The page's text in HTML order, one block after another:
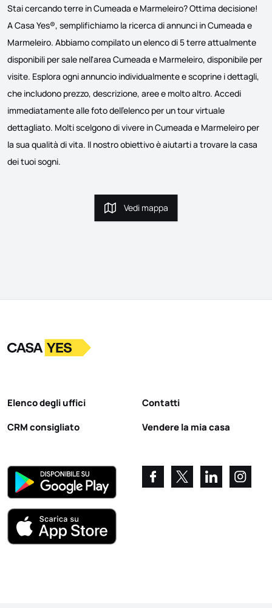
Stai cercando terre in Cumeada e Marmeleiro? Ottima decisione!
A Casa Yes®, semplifichiamo la ricerca di annunci in Cumeada e
Marmeleiro. Abbiamo compilato un elenco di 5 terre attualmente
disponibili per sale nell'area Cumeada e Marmeleiro, disponibile per
visite. Esplora ogni annuncio individualmente e scoprine i dettagli,
che includono prezzo, descrizione, aree e molto altro. Accedi
immediatamente alle foto dell'elenco per un tour virtuale
dettagliato. Molti scelgono di vivere in Cumeada e Marmeleiro per
la sua qualità di vita. Il nostro obiettivo è aiutarti a trovare la casa
dei tuoi sogni.
Vedi mappa
Vedi mappa
LogoVai alla homepage
Elenco degli uffici
CRM consigliato
Contatti
Vendere la mia casa